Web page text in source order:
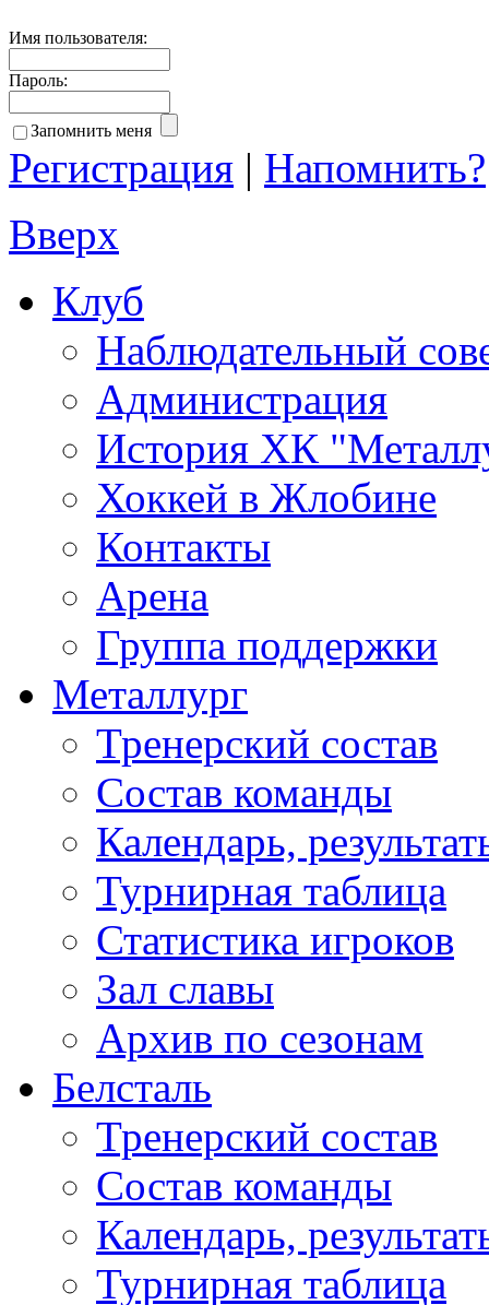
Имя пользователя:
Пароль:
Запомнить меня
Регистрация | Напомнить?
Вверх
Клуб
Наблюдательный
Администрация
История ХК
Хоккей в Жлобине
Контакты
Арена
Группа поддержки
Металлург
Тренерский состав
Состав команды
Календарь,
Турнирная таблица
Статистика игроков
Зал славы
Архив по сезонам
Белсталь
Тренерский состав
Состав команды
Календарь,
Турнирная таблица